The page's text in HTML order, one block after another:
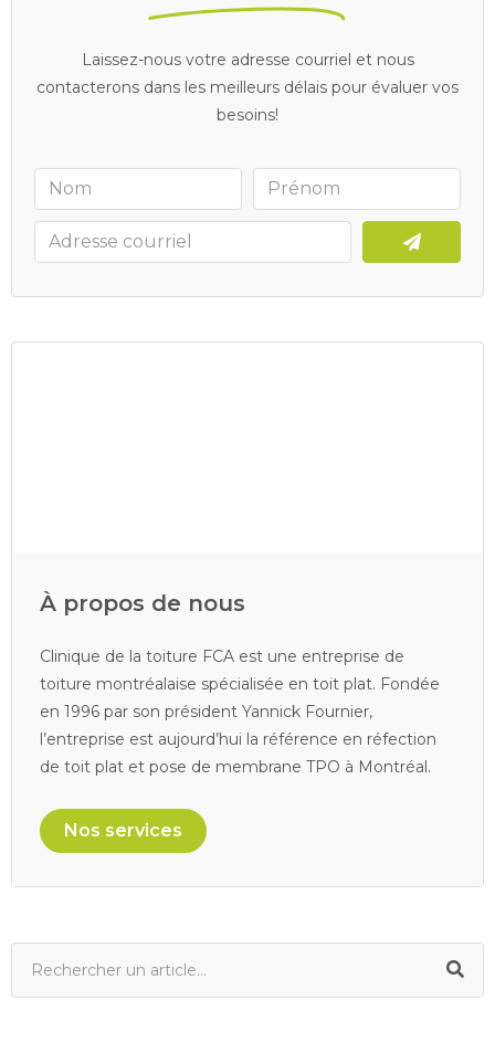
Laissez-nous votre adresse courriel et nous
contacterons dans les meilleurs délais pour évaluer vos
besoins!
À propos de nous
Clinique de la toiture FCA est une entreprise de
toiture montréalaise spécialisée en toit plat. Fondée
en 1996 par son président Yannick Fournier,
l’entreprise est aujourd’hui la référence en réfection
de toit plat et pose de membrane TPO à Montréal.
Nos services